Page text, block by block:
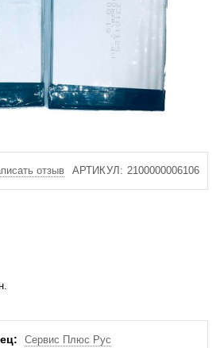
отзыв АРТИКУЛ: 2100000006106
Сервис Плюс Рус